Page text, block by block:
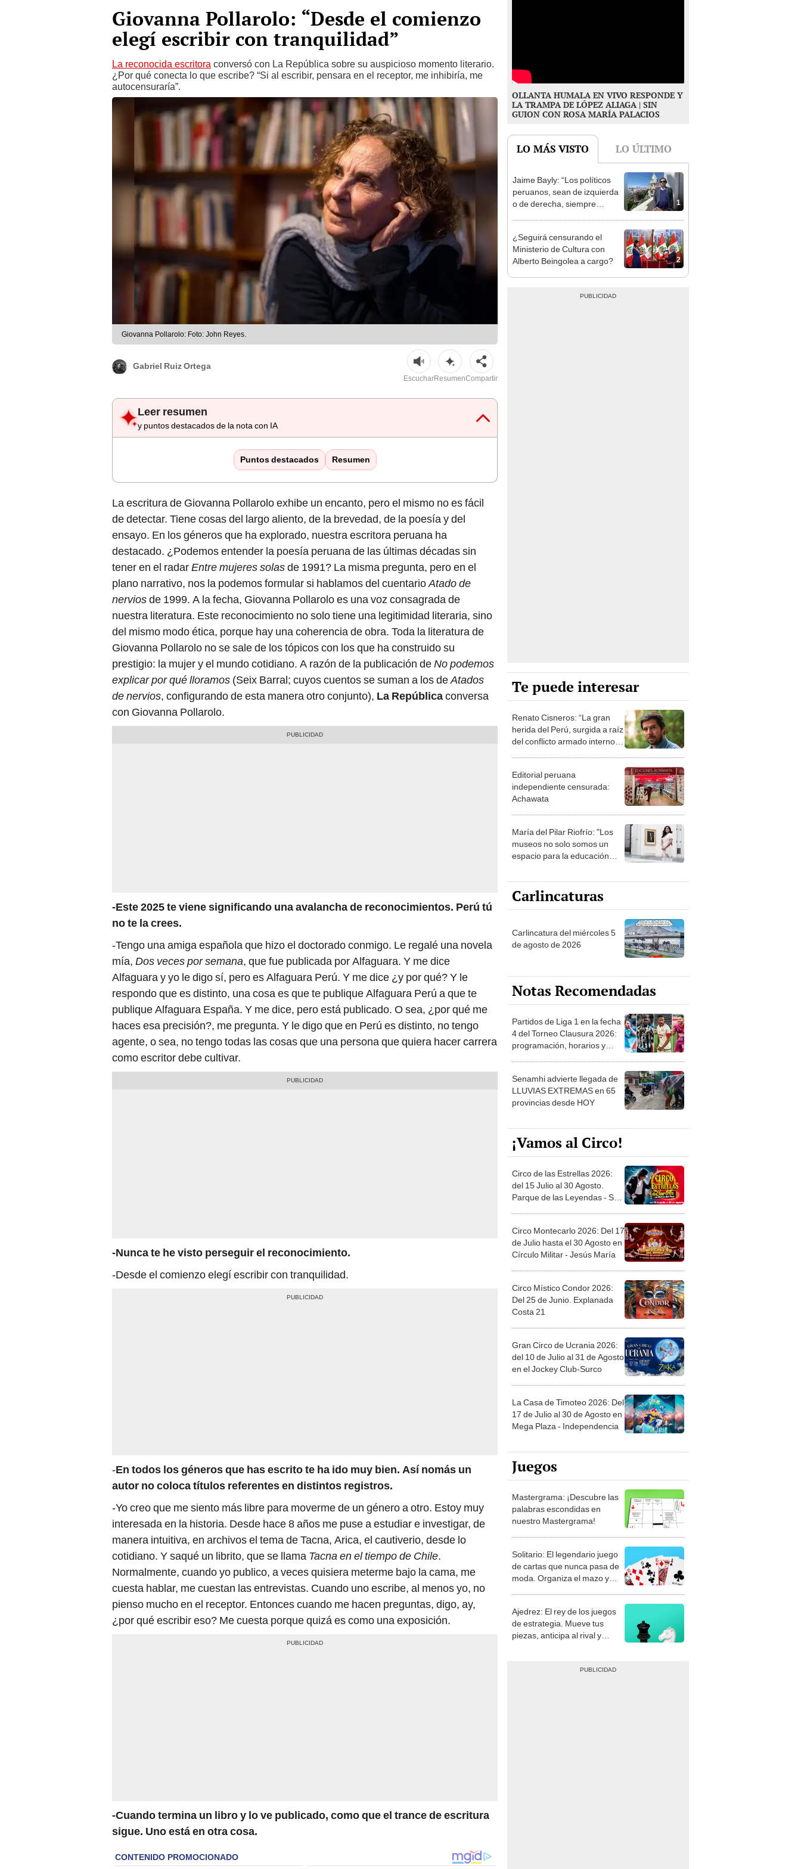
Giovanna Pollarolo: “Desde el comienzo
elegí escribir con tranquilidad”
La reconocida escritora conversó con La República sobre su auspicioso momento literario.
¿Por qué conecta lo que escribe? “Si al escribir, pensara en el receptor, me inhibiría, me
autocensuraría”.
Giovanna Pollarolo: Foto: John Reyes.
Gabriel Ruiz Ortega
EscucharResumenCompartir
Leer resumen
y puntos destacados de la nota con IA
Puntos destacados Resumen
La escritura de Giovanna Pollarolo exhibe un encanto, pero el mismo no es fácil
de detectar. Tiene cosas del largo aliento, de la brevedad, de la poesía y del
ensayo. En los géneros que ha explorado, nuestra escritora peruana ha
destacado. ¿Podemos entender la poesía peruana de las últimas décadas sin
tener en el radarEntre mujeres solasde 1991? La misma pregunta, pero en el
plano narrativo, nos la podemos formular si hablamos del cuentarioAtado de
nerviosde 1999. A la fecha, Giovanna Pollarolo es una voz consagrada de
nuestra literatura. Este reconocimiento no solo tiene una legitimidad literaria, sino
del mismo modo ética, porque hay una coherencia de obra. Toda la literatura de
Giovanna Pollarolo no se sale de los tópicos con los que ha construido su
prestigio: la mujer y el mundo cotidiano. A razón de la publicación deNo podemos
explicar por qué lloramos (Seix Barral; cuyos cuentos se suman a los deAtados
de nervios, configurando de esta manera otro conjunto), La Repúblicaconversa
con Giovanna Pollarolo.
-Este 2025 te viene significando una avalancha de reconocimientos. Perú tú
no te la crees.
-Tengo una amiga española que hizo el doctorado conmigo. Le regalé una novela
mía, Dos veces por semana, que fue publicada por Alfaguara. Y me dice
Alfaguara y yo le digo sí, pero es Alfaguara Perú. Y me dice ¿y por qué? Y le
respondo que es distinto, una cosa es que te publique Alfaguara Perú a que te
publique Alfaguara España. Y me dice, pero está publicado. O sea, ¿por qué me
haces esa precisión?, me pregunta. Y le digo que en Perú es distinto, no tengo
agente, o sea, no tengo todas las cosas que una persona que quiera hacer carrera
como escritor debe cultivar.
-Nunca te he visto perseguir el reconocimiento.
-Desde el comienzo elegí escribir con tranquilidad.
-En todos los géneros que has escrito te ha ido muy bien. Así nomás un
autor no coloca títulos referentes en distintos registros.
-Yo creo que me siento más libre para moverme de un género a otro. Estoy muy
interesada en la historia. Desde hace 8 años me puse a estudiar e investigar, de
manera intuitiva, en archivos el tema de Tacna, Arica, el cautiverio, desde lo
cotidiano. Y saqué un librito, que se llama Tacna en el tiempo de Chile.
Normalmente, cuando yo publico, a veces quisiera meterme bajo la cama, me
cuesta hablar, me cuestan las entrevistas. Cuando uno escribe, al menos yo, no
pienso mucho en el receptor. Entonces cuando me hacen preguntas, digo, ay,
¿por qué escribir eso? Me cuesta porque quizá es como una exposición.
-Cuando termina un libro y lo ve publicado, como que el trance de escritura
sigue. Uno está en otra cosa.
OLLANTA HUMALA EN VIVO RESPONDE Y
LA TRAMPA DE LÓPEZ ALIAGA | SIN
GUION CON ROSA MARÍA PALACIOS
LO MÁS VISTO LO ÚLTIMO
1
Jaime Bayly: “Los políticos
peruanos, sean de izquierda
o de derecha, siempre
2
¿Seguirá censurando el
Ministerio de Cultura con
Alberto Beingolea a cargo?
Te puede interesar
Renato Cisneros: “La gran
herida del Perú, surgida a raíz
del conflicto armado interno,
Editorial peruana
independiente censurada:
Achawata
María del Pilar Riofrío: "Los
museos no solo somos un
espacio para la educación
educación en general"
Carlincaturas
Carlincatura del miércoles 5
de agosto de 2026
Notas Recomendadas
Partidos de Liga 1 en la fecha
4 del Torneo Clausura 2026:
programación, horarios y
Senamhi advierte llegada de
LLUVIAS EXTREMAS en 65
provincias desde HOY
¡Vamos al Circo!
Circo de las Estrellas 2026:
del 15 Julio al 30 Agosto.
Parque de las Leyendas - San
Circo Montecarlo 2026: Del 17
de Julio hasta el 30 Agosto en
Círculo Militar - Jesús María
Circo Místico Condor 2026:
Del 25 de Junio. Explanada
Costa 21
Gran Circo de Ucrania 2026:
del 10 de Julio al 31 de Agosto
en el Jockey Club-Surco
La Casa de Timoteo 2026: Del
17 de Julio al 30 de Agosto en
Mega Plaza - Independencia
Juegos
Mastergrama: ¡Descubre las
palabras escondidas en
nuestro Mastergrama!
Solitario: El legendario juego
de cartas que nunca pasa de
moda. Organiza el mazo y
Ajedrez: El rey de los juegos
de estrategia. Mueve tus
piezas, anticipa al rival y